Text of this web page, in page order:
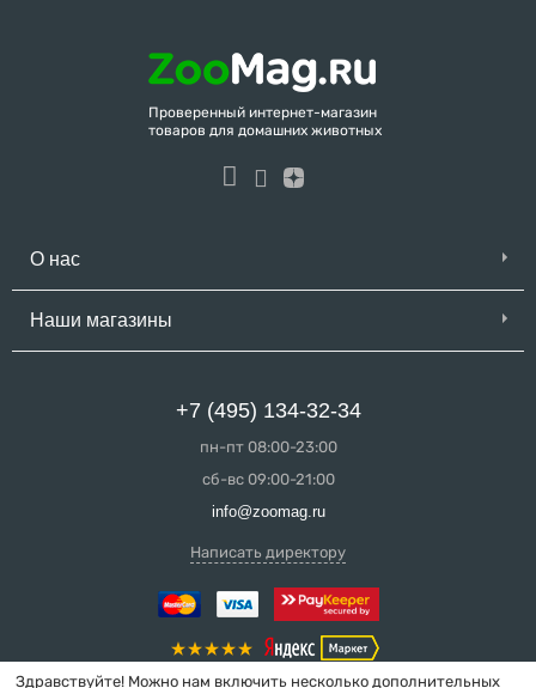
Проверенный интернет-магазин
товаров для домашних животных
О нас
Наши магазины
+7 (495) 134-32-34
пн-пт 08:00-23:00
сб-вс 09:00-21:00
info@zoomag.ru
Написать директору
Здравствуйте! Можно нам включить несколько дополнительных